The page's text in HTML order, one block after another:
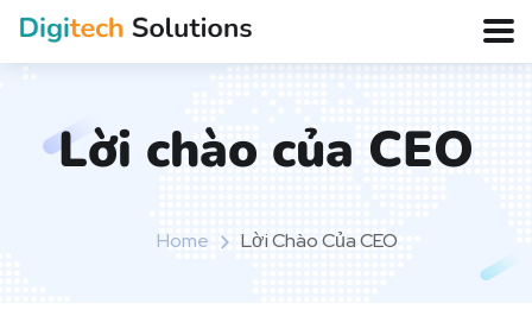
Lời chào của CEO
Home Lời Chào Của CEO